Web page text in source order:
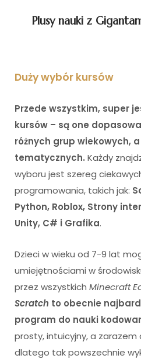
Plusy nauki z
Duży wybór kursów
Przede wszystkim, super
kursów – są one
różnych grup wiekowych,
tematycznych. Każdy
wyboru jest szereg
programowania, takich jak:
Python, Roblox, Strony
Unity, C# i Grafika.
Dzieci w wieku od 7-9 lat
umiejętnościami w
przez wszystkich Minecraft
Scratch to obecnie
program do nauki
prosty, intuicyjny, a zarazem
dlatego tak powszechnie